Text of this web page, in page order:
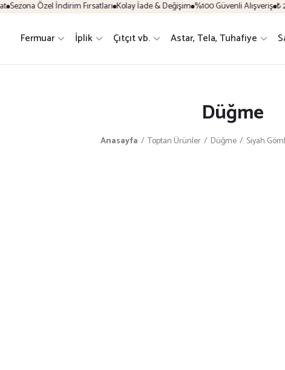
Sezona Özel İndirim Fırsatları Kolay İade & Değişim %100 Güvenli Alışveriş ₺
Fermuar İplik Çıtçıt vb. Astar, Tela, Tuhafiye
Düğme
Anasayfa Toptan Ürünler Düğme Siyah